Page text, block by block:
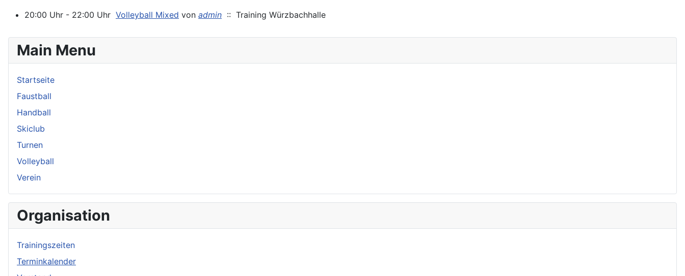
20:00 Uhr - 22:00 Uhr Volleyball Mixed von admin :: Training Würzbachhalle
Main Menu
Startseite
Faustball
Handball
Skiclub
Turnen
Volleyball
Verein
Organisation
Trainingszeiten
Terminkalender